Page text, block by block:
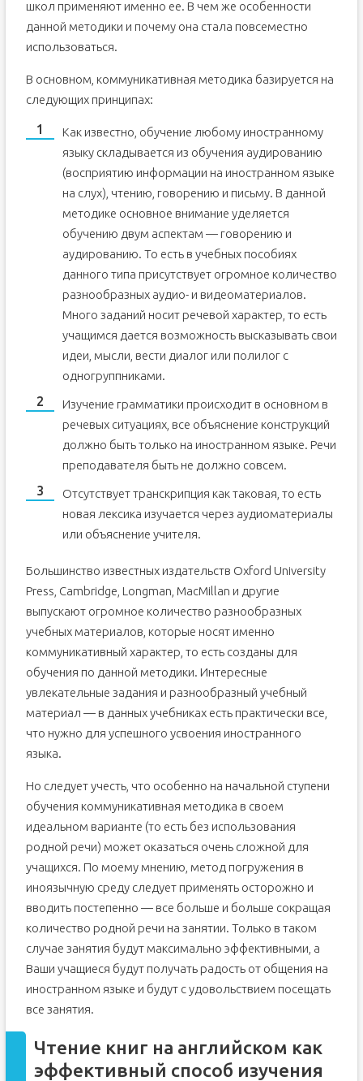
школ применяют именно ее. В чем же особенности
данной методики и почему она стала повсеместно
использоваться.
В основном, коммуникативная методика базируется на
следующих принципах:
Как известно, обучение любому иностранному
языку складывается из обучения аудированию
(восприятию информации на иностранном языке
на слух), чтению, говорению и письму. В данной
методике основное внимание уделяется
обучению двум аспектам — говорению и
аудированию. То есть в учебных пособиях
данного типа присутствует огромное количество
разнообразных аудио- и видеоматериалов.
Много заданий носит речевой характер, то есть
учащимся дается возможность высказывать свои
идеи, мысли, вести диалог или полилог с
одногруппниками.
Изучение грамматики происходит в основном в
речевых ситуациях, все объяснение конструкций
должно быть только на иностранном языке. Речи
преподавателя быть не должно совсем.
Отсутствует транскрипция как таковая, то есть
новая лексика изучается через аудиоматериалы
или объяснение учителя.
Большинство известных издательств Oxford University
Press, Cambridge, Longman, MacMillan и другие
выпускают огромное количество разнообразных
учебных материалов, которые носят именно
коммуникативный характер, то есть созданы для
обучения по данной методики. Интересные
увлекательные задания и разнообразный учебный
материал — в данных учебниках есть практически все,
что нужно для успешного усвоения иностранного
языка.
Но следует учесть, что особенно на начальной ступени
обучения коммуникативная методика в своем
идеальном варианте (то есть без использования
родной речи) может оказаться очень сложной для
учащихся. По моему мнению, метод погружения в
иноязычную среду следует применять осторожно и
вводить постепенно — все больше и больше сокращая
количество родной речи на занятии. Только в таком
случае занятия будут максимально эффективными, а
Ваши учащиеся будут получать радость от общения на
иностранном языке и будут с удовольствием посещать
все занятия.
Чтение книг на английском как
эффективный способ изучения